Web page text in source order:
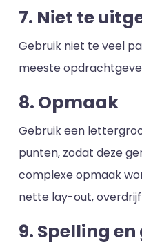
7. Niet te
Gebruik niet te veel
meeste
8. Opmaak
Gebruik een
punten, zodat deze
complexe opmaak
nette lay-out,
9. Spelling